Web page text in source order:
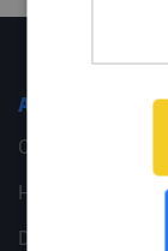
Allgemeines
Cookies